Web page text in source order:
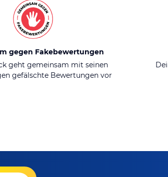
gegen Fakebewertungen
geht gemeinsam mit seinen
gefälschte Bewertungen vor